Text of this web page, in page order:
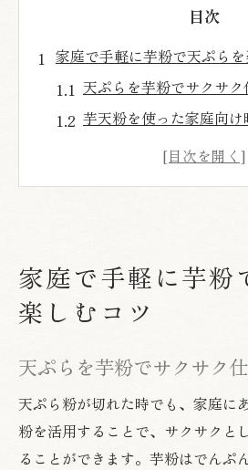
目次
家庭で手軽に芋粉で天ぷら
天ぷらを芋粉でサクサ
芋天粉を使った家庭向
芋天粉代用で失敗しない
天ぷら粉なしでも芋粉
法
天ぷら粉代用に最適な
さつまいも粉で作る天ぷ
芋天粉の代用術で天ぷ
ツ
家庭で手軽に芋粉
楽しむコツ
天ぷらを芋粉でサクサク
天ぷら粉が切れた時でも、家庭に
粉を活用することで、サクサクと
ることができます。芋粉はでんぷ